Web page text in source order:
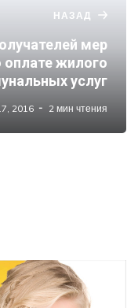
НАЗАД
мер
жилого
услуг
2016 2 мин чтения